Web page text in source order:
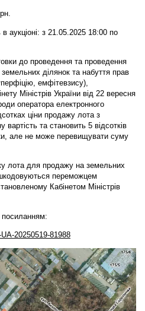
аукціоні: з 21.05.2025 18:00 по
до проведення та проведення
ділянок та набуття прав
емфітевзису),
Міністрів України від 22 вересня
оператора електронного
ціни продажу лота з
та становить 5 відсотків
але не може перевищувати суму
лота для продажу на земельних
переможцем
Кабінетом Міністрів
посиланням:
20250519-81988